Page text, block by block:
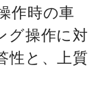
作時の車
グ操作に対
性と、上質